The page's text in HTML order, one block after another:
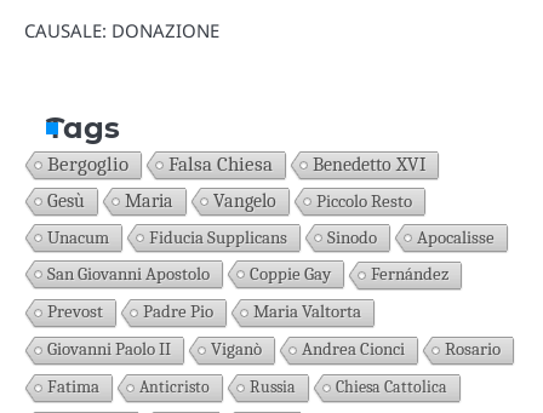
CAUSALE: DONAZIONE
Tags
Bergoglio Falsa Chiesa Benedetto XVI
Gesù Maria Vangelo
Piccolo Resto
Unacum
Fiducia Supplicans Sinodo
Apocalisse
San Giovanni Apostolo
Coppie Gay
Fernández
Prevost
Padre Pio
Maria Valtorta
Giovanni Paolo II
Viganò Andrea Cionci
Rosario
Fatima
Anticristo Russia
Chiesa Cattolica